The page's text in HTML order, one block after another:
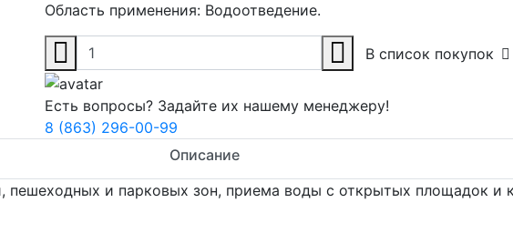
Область применения: Водоотведение.
В список покупок
Есть вопросы? Задайте их нашему менеджеру!
8 (863) 296-00-99
Описание
пешеходных и парковых зон, приема воды с открытых площадок и